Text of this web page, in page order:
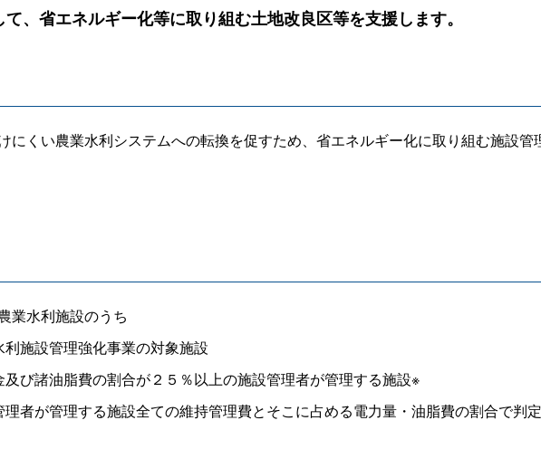
、省エネルギー化等に取り組む土地改良区等を支援します。
にくい農業水利システムへの転換を促すため、省エネルギー化に取り組む施設
業水利施設のうち
施設管理強化事業の対象施設
び諸油脂費の割合が２５％以上の施設管理者が管理する施設※
者が管理する施設全ての維持管理費とそこに占める電力量・油脂費の割合で判定